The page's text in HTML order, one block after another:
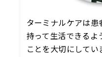
ターミナルケアは
持って生活できるよ
ことを大切にしてい